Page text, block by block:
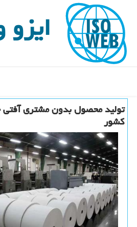
تولید محصول بدون مشتری
كشور